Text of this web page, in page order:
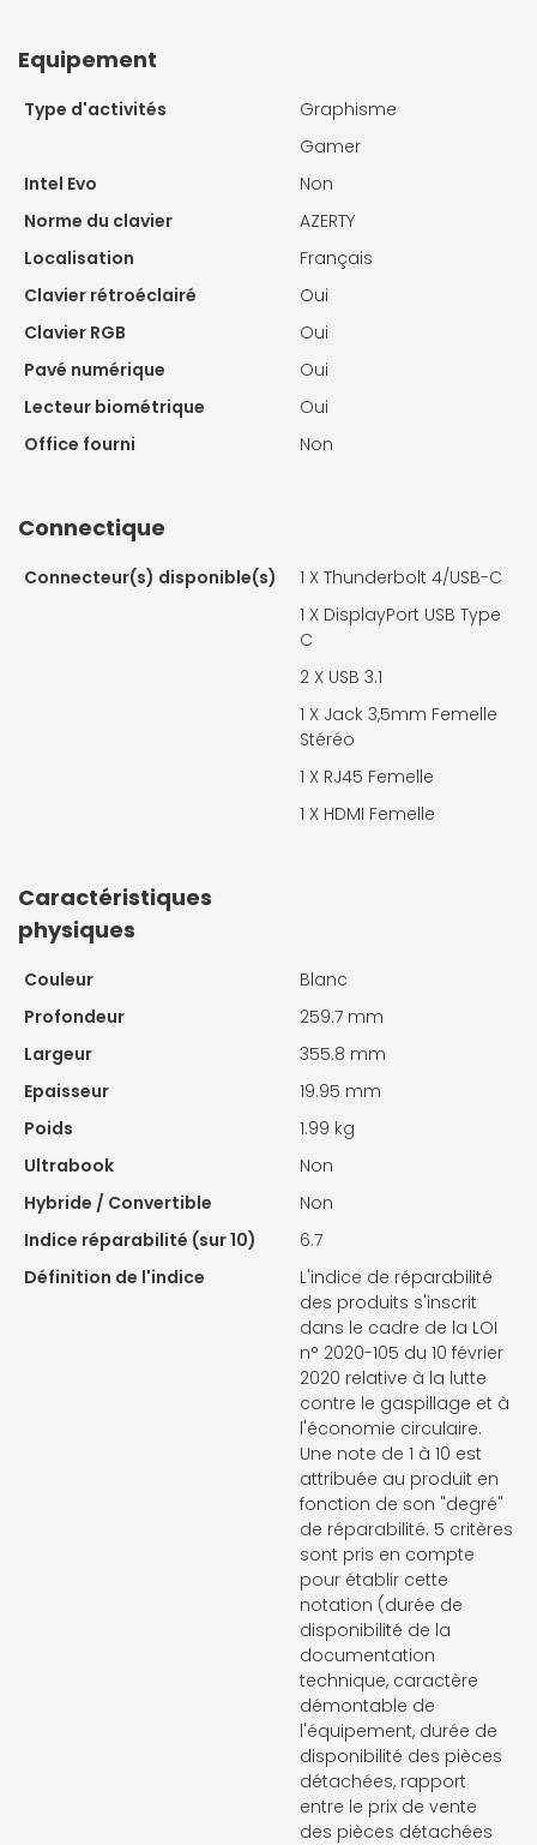
Equipement
Type d'activités
Graphisme
Gamer
Intel Evo
Non
Norme du clavier
AZERTY
Localisation
Français
Clavier rétroéclairé
Oui
Clavier RGB
Oui
Pavé numérique
Oui
Lecteur biométrique
Oui
Office fourni
Non
Connectique
Connecteur(s) disponible(s) 1 X Thunderbolt 4/USB-C
1 X DisplayPort USB Type
C
2 X USB 3.1
1 X Jack 3,5mm Femelle
Stéréo
1 X RJ45 Femelle
1 X HDMI Femelle
Caractéristiques
physiques
Couleur
Blanc
Profondeur
259.7 mm
Largeur
355.8 mm
Epaisseur
19.95 mm
Poids
1.99 kg
Ultrabook
Non
Hybride / Convertible
Non
Indice réparabilité (sur 10)
6.7
Définition de l'indice
L'indice de réparabilité
des produits s'inscrit
dans le cadre de la LOI
n° 2020-105 du 10 février
2020 relative à la lutte
contre le gaspillage et à
l'économie circulaire.
Une note de 1 à 10 est
attribuée au produit en
fonction de son "degré"
de réparabilité. 5 critères
sont pris en compte
pour établir cette
notation (durée de
disponibilité de la
documentation
technique, caractère
démontable de
l'équipement, durée de
disponibilité des pièces
détachées, rapport
entre le prix de vente
des pièces détachées